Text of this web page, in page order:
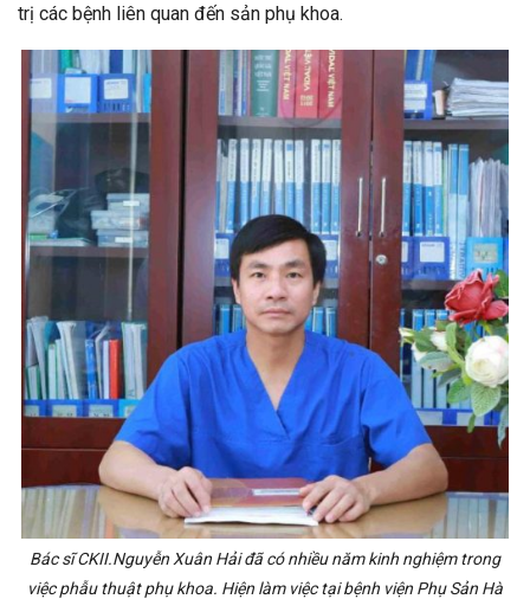
trị các bệnh liên quan đến sản phụ khoa.
Bác sĩ CKII.Nguyễn Xuân Hải đã có nhiều năm kinh nghiệm trong
việc phẫu thuật phụ khoa. Hiện làm việc tại bệnh viện Phụ Sản Hà